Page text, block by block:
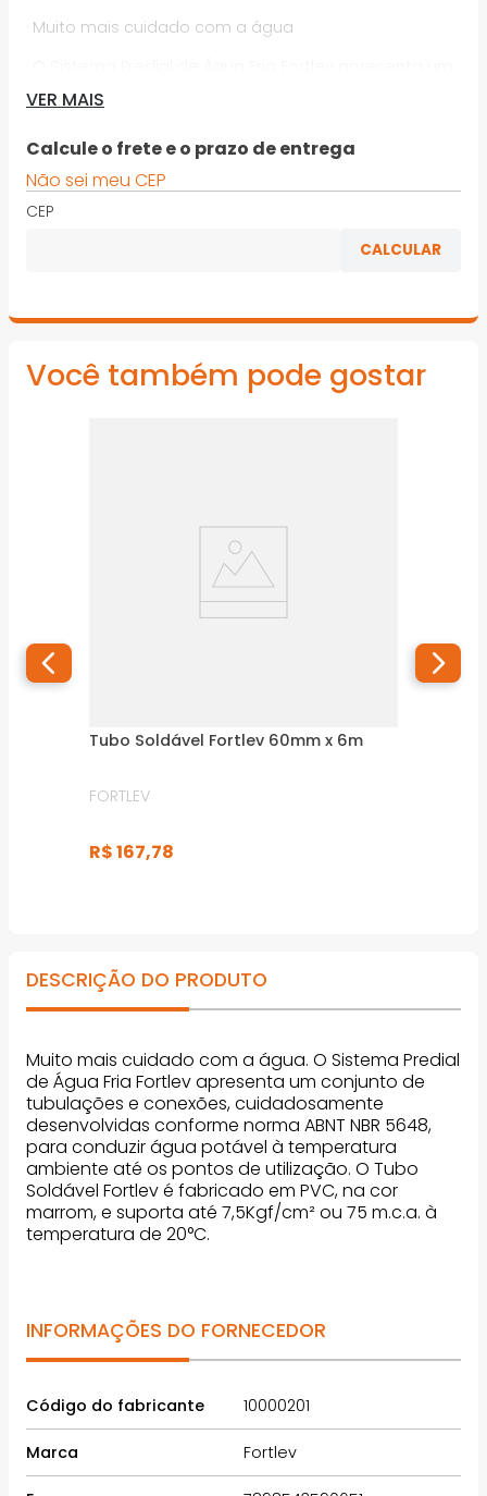
· Muito mais cuidado com a água
conjunto de tubulações e conexões,
cuidadosamente desenvolvidas conforme norma
ABNT NBR 5648, para conduzir água potável à
temperatura ambiente até os pontos de utilização
· O Tubo Soldável Fortlev é fabricado em PVC, na cor
VER MAIS
Calcule o frete e o prazo de entrega
Não sei meu CEP
CEP
Você também pode gostar
Tubo Soldável Fortlev 60mm x 6m
FORTLEV
R$167,78
DESCRIÇÃO DO PRODUTO
Muito mais cuidado com a água. O Sistema Predial
de Água Fria Fortlev apresenta um conjunto de
tubulações e conexões, cuidadosamente
desenvolvidas conforme norma ABNT NBR 5648,
para conduzir água potável à temperatura
ambiente até os pontos de utilização. O Tubo
Soldável Fortlev é fabricado em PVC, na cor
marrom, e suporta até 7,5Kgf/cm² ou 75 m.c.a. à
temperatura de 20°C.
INFORMAÇÕES DO FORNECEDOR
Código do fabricante 10000201
Marca Fortlev